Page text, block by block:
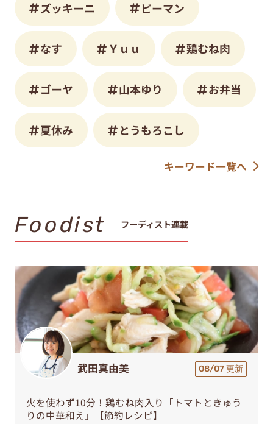
ズッキーニ ピーマン
なす Ｙｕｕ 鶏むね肉
ゴーヤ 山本ゆり お弁当
夏休み とうもろこし
キーワード一覧へ
Foodist フーディスト連載
武田真由美 08/07 更新
火を使わず10分！鶏むね肉入り「トマトときゅう
りの中華和え」【節約レシピ】